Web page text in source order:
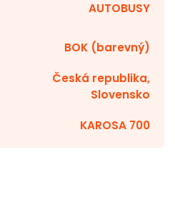
AUTOBUSY
BOK (barevný)
Česká republika,
Slovensko
KAROSA 700